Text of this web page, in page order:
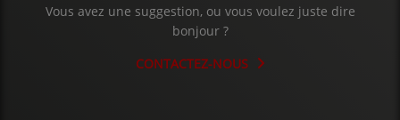
Vous avez une suggestion, ou vous voulez juste dire
bonjour ?
CONTACTEZ-NOUS